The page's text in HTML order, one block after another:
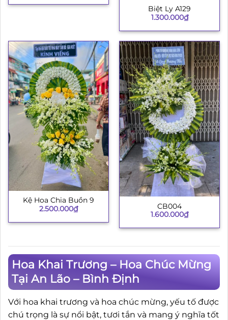
Biệt Ly A129
1.300.000₫
Kệ Hoa Chia Buồn 9
2.500.000₫
CB004
1.600.000₫
Hoa Khai Trương – Hoa Chúc Mừng
Tại An Lão – Bình Định
Với hoa khai trương và hoa chúc mừng, yếu tố được
chú trọng là sự nổi bật, tươi tắn và mang ý nghĩa tốt